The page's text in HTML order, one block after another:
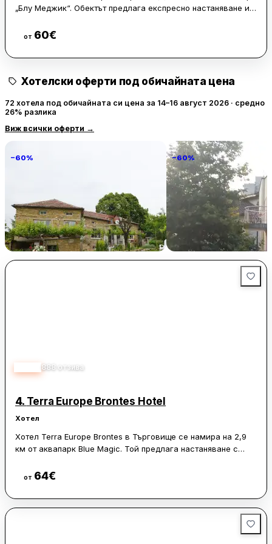
„Блу Меджик“. Обектът предлага експресно настаняване и
целия хотел. На разположение са още денонощна рецепция
срещу допълнително заплащане.
от 60€
Хотелски оферти под обичайната цена
72 хотела под обичайната си цена за 14–16 август 2026 · средно
26% разлика
Виж всички оферти →
−60%
Villa Vin Santo
Винарово 89 € / нощувка
−60%
Familia Fantastiko
Китен 60
888 отзива
4. Terra Europe Brontes Hotel
Хотел
Хотел Terra Europe Brontes в Търговище се намира на 2,9
км от аквапарк Blue Magic. Той предлага настаняване с
разположение са още безплатен WiFi, рум-сървър,
Стаите в хотела са оборудвани с телевизор с плосък екран
със сателитни канали и хладилник. За гостите се предлага
от 64€